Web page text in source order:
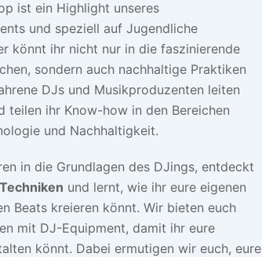
ist ein Highlight unseres
und speziell auf Jugendliche
könnt ihr nicht nur in die faszinierende
sondern auch nachhaltige Praktiken
DJs und Musikproduzenten leiten
teilen ihr Know-how in den Bereichen
und Nachhaltigkeit.
in die Grundlagen des DJings, entdeckt
und lernt, wie ihr eure eigenen
Beats kreieren könnt. Wir bieten euch
mit DJ-Equipment, damit ihr eure
könnt. Dabei ermutigen wir euch, eure